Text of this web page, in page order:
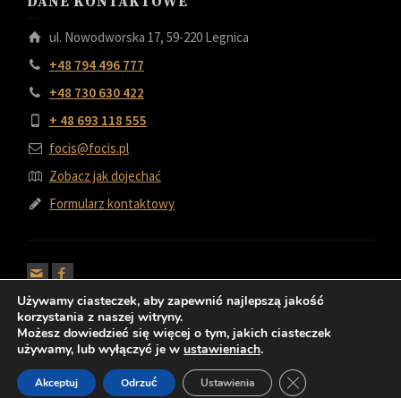
ul. Nowodworska 17, 59-220 Legnica
+48 794 496 777
+48 730 630 422
+ 48 693 118 555
focis@focis.pl
Zobacz jak dojechać
Formularz kontaktowy
© 2022 FOCIS Kominki i Grille
Polityka prywatności
Polityka Cookies
Regulamin sklepu
Używamy ciasteczek, aby zapewnić najlepszą jakość
korzystania z naszej witryny.
Możesz dowiedzieć się więcej o tym, jakich ciasteczek
używamy, lub wyłączyć je w ustawieniach.
Akceptuj Odrzuć Ustawienia Zamknij panel